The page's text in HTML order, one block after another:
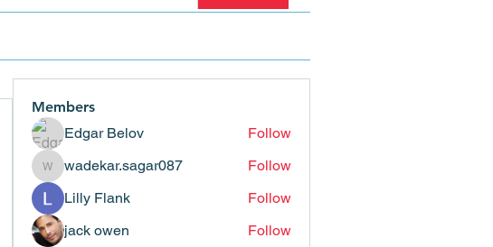
Members
Edgar Belov
Follow
wadekar.sagar087
wadekar.sagar087
Follow
Lilly Flank
Follow
jack owen
Follow